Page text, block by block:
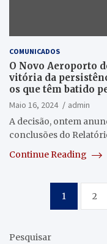
COMUNICADOS
O Novo Aeroporto
vitória da
os que têm batido
Maio 16, 2024
admin
A decisão, ontem
conclusões do
Continue Reading
Paginação
conteúdos
1 2
Pesquisar